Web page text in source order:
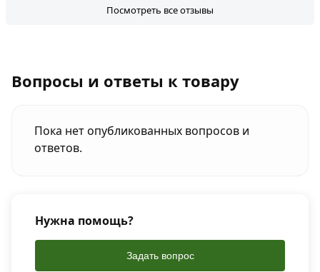
Посмотреть все отзывы
Вопросы и ответы к товару
Пока нет опубликованных вопросов и
ответов.
Нужна помощь?
Задать вопрос